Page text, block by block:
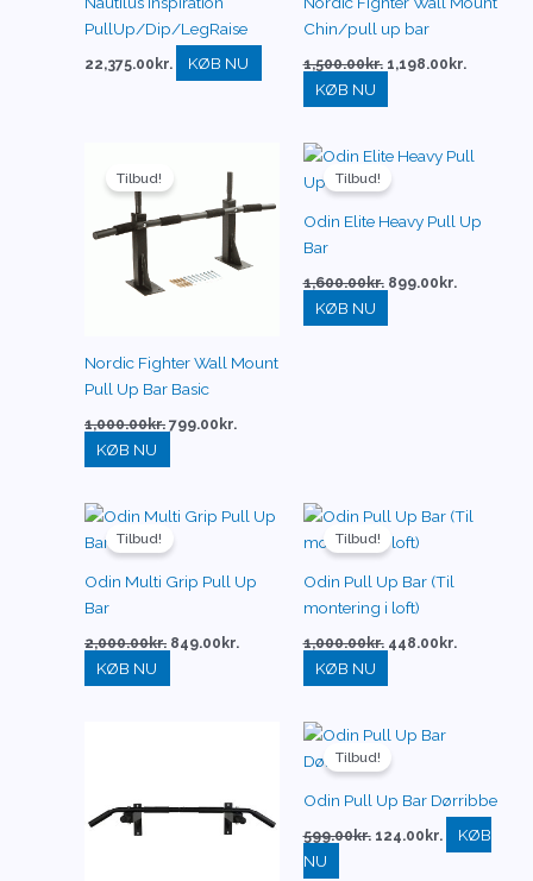
PullUp/Dip/LegRaise
22,375.00kr. KØB NU
Chin/pull up bar
1,500.00kr.
1,500.00kr..
1,198.00kr.
KØB NU
Tilbud!
Nordic Fighter Wall Mount
Pull Up Bar Basic
1,000.00kr.
oprindelige
pris
1,000.00kr..
799.00 kr.
er:
799.00kr..
KØB NU
Tilbud!
Odin Elite Heavy Pull Up
Bar
1,600.00kr.
Den
oprindelige
pris
1,600.00kr..
899.00kr.
Den
899.00kr..
KØB NU
Tilbud!
Odin Multi Grip Pull Up
Bar
2,000.00kr.
Den
oprindelige
pris
2,000.00kr..
849.00 kr.
Den
aktuelle
849.00kr..
KØB NU
Tilbud!
Odin Pull Up Bar (Til
montering i loft)
1,000.00kr.
Den
oprindelige
pris
1,000.00kr..
448.00 kr.
Den
KØB NU
Tilbud!
Odin Pull Up Bar Dørribbe
599.00kr.
Den
oprindelige
pris
599.00kr..
124.00 kr.
Den
124.00kr..
KØB
NU